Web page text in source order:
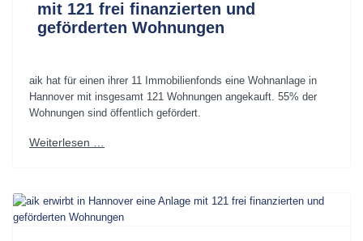
mit 121 frei finanzierten und
geförderten Wohnungen
aik hat für einen ihrer 11 Immobilienfonds eine Wohnanlage in
Hannover mit insgesamt 121 Wohnungen angekauft. 55% der
Wohnungen sind öffentlich gefördert.
Weiterlesen …